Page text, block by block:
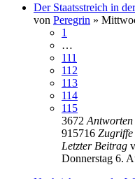
Der Staatsstreich in
von Peregrin »
1
…
111
112
113
114
115
3672 Antworten
915716 Zugriffe
Letzter Beitrag
Donnerstag 6.